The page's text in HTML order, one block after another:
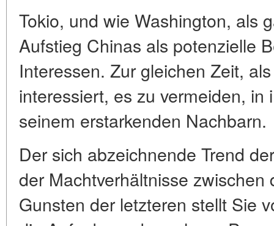
Tokio, und wie Washington, als
Aufstieg Chinas als potenzielle
Interessen. Zur gleichen Zeit,
interessiert, es zu vermeiden,
seinem erstarkenden Nachbarn.
Der sich abzeichnende Trend
der Machtverhältnisse
Gunsten der letzteren stellt Sie